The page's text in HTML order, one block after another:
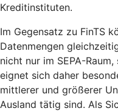
Kreditinstituten.
Im Gegensatz zu FinTS
Datenmengen
nicht nur im SEPA-
eignet sich daher
mittlerer und größerer
Ausland tätig sind. Als